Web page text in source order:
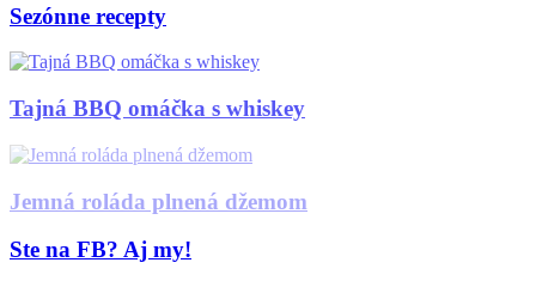
Sezónne recepty
Tajná BBQ omáčka s whiskey
Ste na FB? Aj my!
Najnovšie recepty